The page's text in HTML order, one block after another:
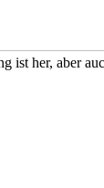
ist her, aber